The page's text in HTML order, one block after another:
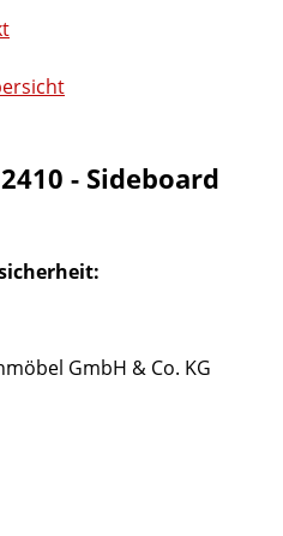
- Sideboard
GmbH & Co. KG